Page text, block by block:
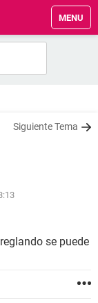
MENU
Siguiente Tema
se puede